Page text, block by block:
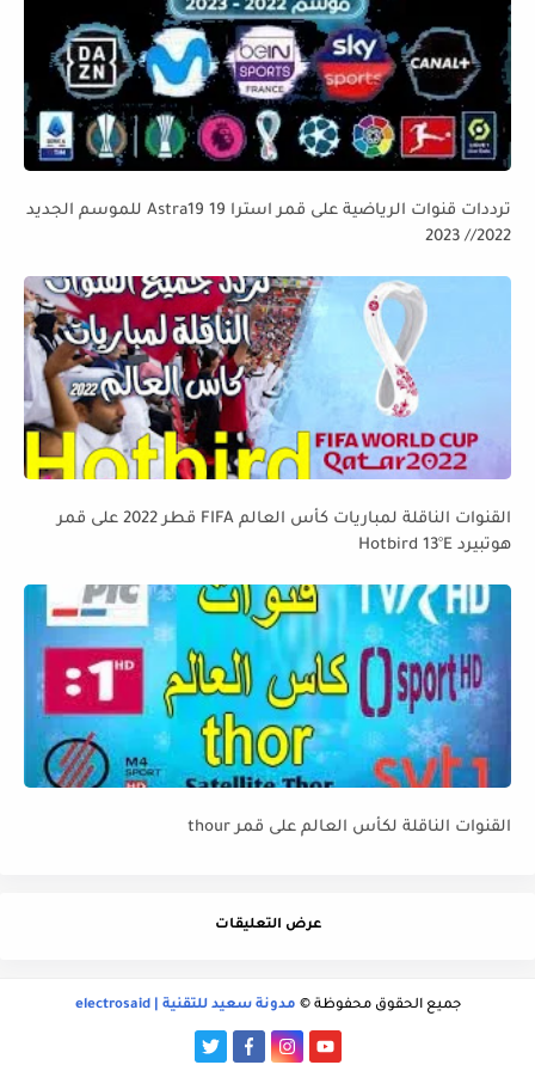
ترددات قنوات الرياضية على قمر استرا 19 Astra19 للموسم الجديد
2022// 2023
القنوات الناقلة لمباريات كأس العالم FIFA قطر 2022 على قمر
هوتبيرد Hotbird 13°E
القنوات الناقلة لكأس العالم على قمر thour
عرض التعليقات
جميع الحقوق محفوظة © مدونة سعيد للتقنية | electrosaid